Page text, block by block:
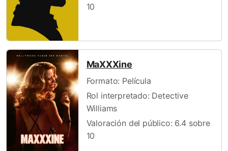
10
MaXXXine
Formato: Película
Rol interpretado: Detective
Williams
Valoración del público: 6.4 sobre
10